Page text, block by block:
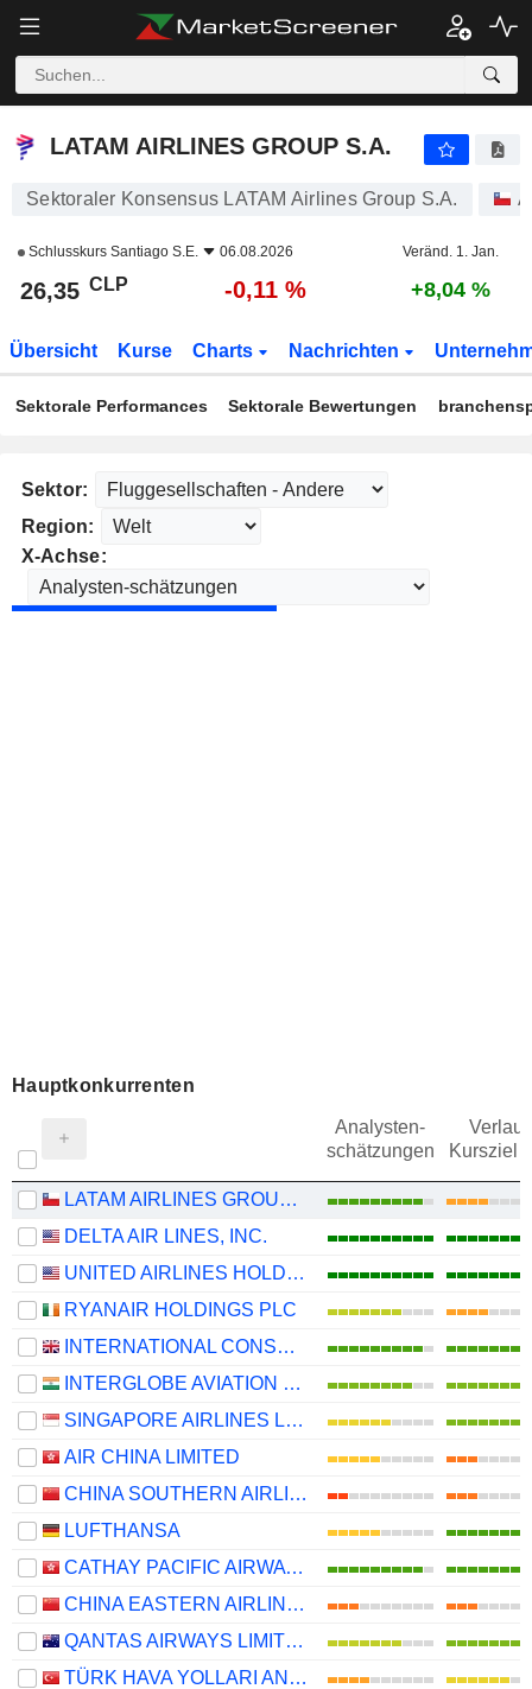
LATAM AIRLINES GROUP S.A.
LATAM AIRLINES GROUP S.A.
Sektoraler Konsensus LATAM Airlines Group S.A.
Schlusskurs Santiago S.E. 06.08.2026 Veränd. 1. Jan.
26,35 CLP -0,11 % +8,04 %
Übersicht Kurse Charts Nachrichten
Sektorale Performances Sektorale Bewertungen
Sektor:
Region:
X-Achse:
Hauptkonkurrenten
Analysten-
schätzungen
Verlauf
Kursziel
LATAM AIRLINES GROUP S.A.
DELTA AIR LINES, INC.
UNITED AIRLINES HOLDINGS, INC.
RYANAIR HOLDINGS PLC
INTERNATIONAL CONSOLIDATED AIRLINES GROUP, S.A.
INTERGLOBE AVIATION LIMITED
SINGAPORE AIRLINES LIMITED
AIR CHINA LIMITED
CHINA SOUTHERN AIRLINES COMPANY LIMITED
LUFTHANSA
CATHAY PACIFIC AIRWAYS LIMITED
CHINA EASTERN AIRLINES CORPORATION LIMITED
QANTAS AIRWAYS LIMITED
TÜRK HAVA YOLLARI ANONIM ORTAKLIGI